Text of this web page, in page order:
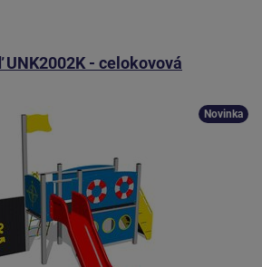
- celokovová
Novinka